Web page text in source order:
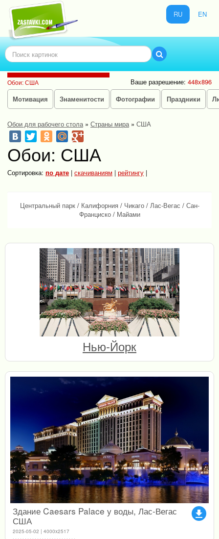
RU EN
Обои: США Ваше разрешение: 448x896
Мотивация
Знаменитости Фотографии Праздники
Обои для рабочего стола» Страны мира» США
Обои: США
Сортировка: по дате | скачиваниям | рейтингу |
Центральный парк/ Калифорния/ Чикаго/ Лас-Вегас / Сан-
Франциско/ Майами
Нью-Йорк
file_download
Здание Caesars Palace у воды, Лас-Вегас
США
2025-05-02 | 4000x2517